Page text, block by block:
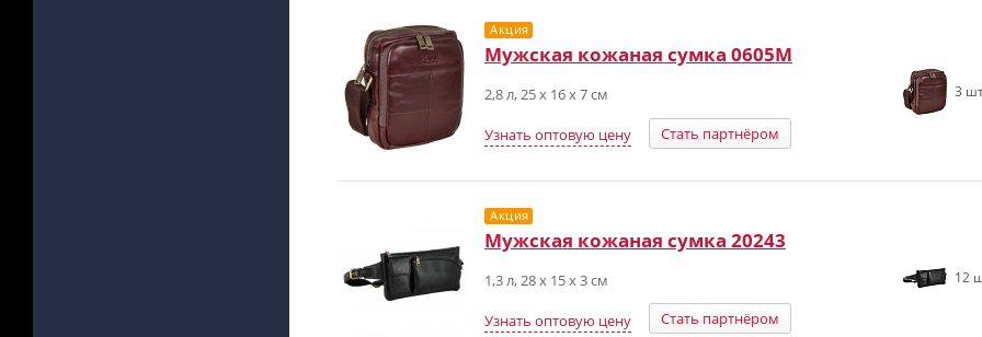
Акция
Мужская кожаная сумка 0605М
2,8 л, 25 х 16 х 7 см
Узнать оптовую цену Стать партнёром
3
Акция
Мужская кожаная сумка 20243
1,3 л, 28 х 15 х 3 см
Узнать оптовую цену Стать партнёром
12